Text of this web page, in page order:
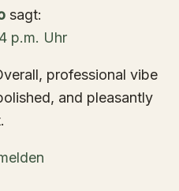
sagt:
p.m. Uhr
professional vibe
and pleasantly